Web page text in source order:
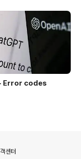
Error codes
센터